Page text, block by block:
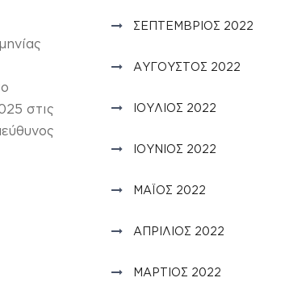
στις
ΣΕΠΤΈΜΒΡΙΟΣ 2022
ΑΎΓΟΥΣΤΟΣ 2022
ΙΟΎΛΙΟΣ 2022
ΙΟΎΝΙΟΣ 2022
ΜΆΙΟΣ 2022
ΑΠΡΊΛΙΟΣ 2022
ΜΆΡΤΙΟΣ 2022